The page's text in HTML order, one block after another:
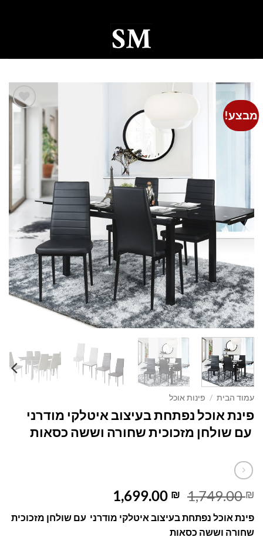
מבצע!
עמוד הבית / פינות אוכל
פינת אוכל נפתחת בעיצוב איטלקי מודרני
עם שולחן מזכוכית שחורה וששה כסאות
1,749.00₪
המחיר
היה:
1,749.00 ₪.
1,699.00 ₪
הוא:
פינת אוכל נפתחת בעיצוב איטלקי מודרני עם שולחן מזכוכית
שחורה וששה כסאות